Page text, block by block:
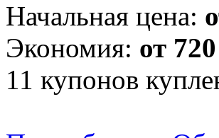
Начальная цена:
Экономия: от 720
11 купонов